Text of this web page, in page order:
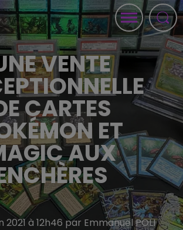
VENTE
CARTES
ET
AUX
2021 à 12h46 par Emmanuel POLI